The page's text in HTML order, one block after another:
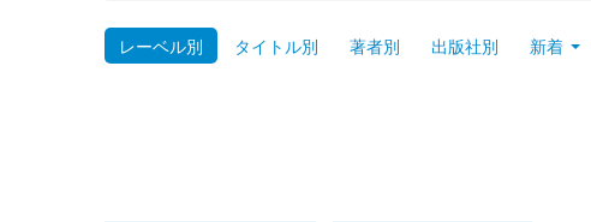
レーベル別 タイトル別 著者別 出版社別 新着